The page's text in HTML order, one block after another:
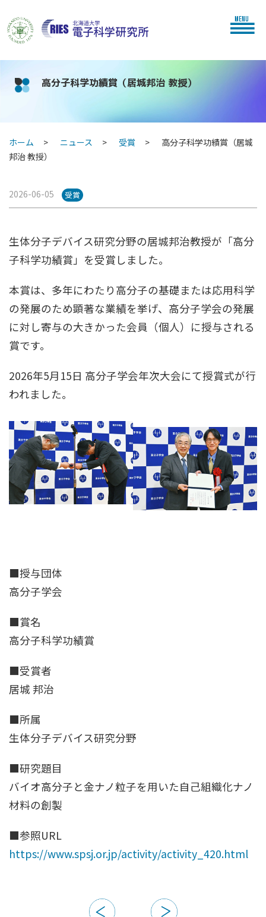
MENU
高分子科学功績賞（居城邦治 教授）
ホーム ニュース 受賞
高分子科学功績賞（居城
邦治 教授）
2026-06-05 受賞
生体分子デバイス研究分野の居城邦治教授が「高分
子科学功績賞」を受賞しました。
本賞は、多年にわたり高分子の基礎または応用科学
の発展のため顕著な業績を挙げ、高分子学会の発展
に対し寄与の大きかった会員（個人）に授与される
賞です。
2026年5月15日 高分子学会年次大会にて授賞式が行
われました。
■授与団体
高分子学会
■賞名
高分子科学功績賞
■受賞者
居城 邦治
■所属
生体分子デバイス研究分野
■研究題目
バイオ高分子と金ナノ粒子を用いた自己組織化ナノ
材料の創製
■参照URL
https://www.spsj.or.jp/activity/activity_420.html